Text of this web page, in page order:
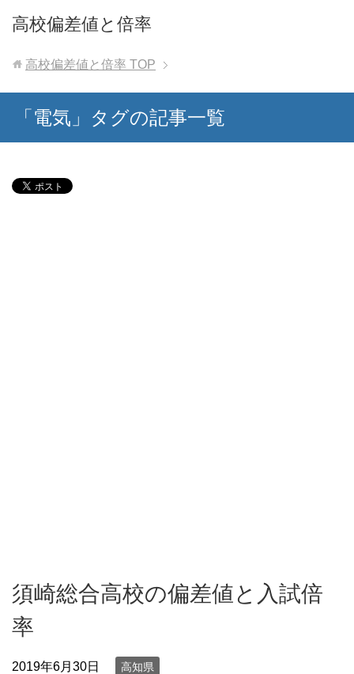
高校偏差値と倍率
高校偏差値と倍率 TOP
「電気」タグの記事一覧
須崎総合高校の偏差値と入試倍
率
2019年6月30日 高知県